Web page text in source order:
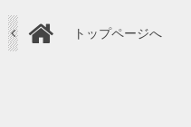
トップページへ